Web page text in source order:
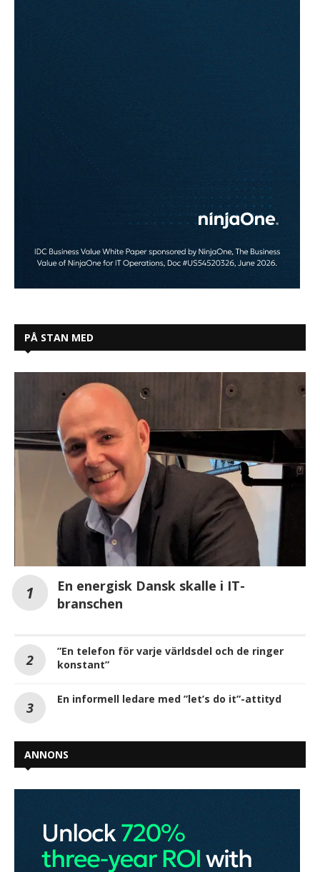
PÅ STAN MED
En energisk Dansk skalle i IT-
branschen
”En telefon för varje världsdel och de ringer
konstant”
En informell ledare med ”let’s do it”-attityd
ANNONS